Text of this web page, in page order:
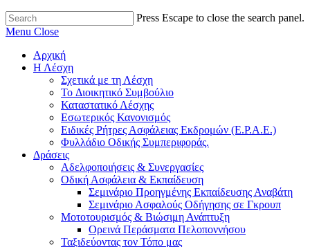
Press Escape to close the search panel.
Menu Close
Αρχική
Η Λέσχη
Σχετικά με τη Λέσχη
Το Διοικητικό Συμβούλιο
Καταστατικό Λέσχης
Εσωτερικός Κανονισμός
Ειδικές Ρήτρες Ασφάλειας Εκδρομών (Ε.Ρ.Α.Ε.)
Φυλλάδιο Οδικής Συμπεριφοράς.
Δράσεις
Αδελφοποιήσεις & Συνεργασίες
Οδική Ασφάλεια & Εκπαίδευση
Σεμινάριο Προηγμένης Εκπαίδευσης Αναβάτη
Σεμινάριο Ασφαλούς Οδήγησης σε Γκρουπ
Μοτοτουρισμός & Βιώσιμη Ανάπτυξη
Ορεινά Περάσματα Πελοποννήσου
Ταξιδεύοντας τον Τόπο μας